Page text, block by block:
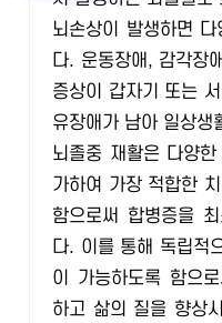
뇌손상이 발생하면
다. 운동장애, 감각장
증상이 갑자기 또는
유장애가 남아 일상생
뇌졸중 재활은 다양
가하여 가장 적합한
함으로써 합병증을
다. 이를 통해 독립적
이 가능하도록 함으
하고 삶의 질을 향상